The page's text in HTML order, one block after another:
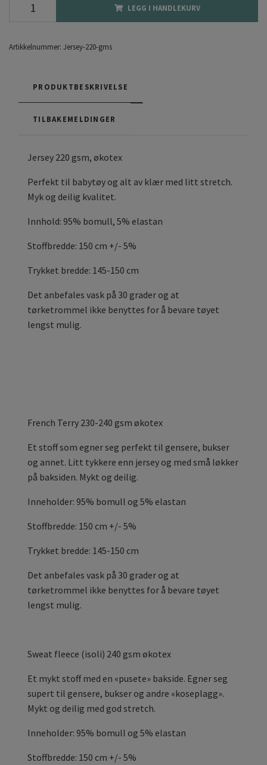
LEGG I HANDLEKURV
Artikkelnummer: Jersey-220-gms
PRODUKTBESKRIVELSE
TILBAKEMELDINGER
Jersey 220 gsm, økotex
Perfekt til babytøy og alt av klær med litt stretch.
Myk og deilig kvalitet.
Innhold: 95% bomull, 5% elastan
Stoffbredde: 150 cm +/- 5%
Trykket bredde: 145-150 cm
Det anbefales vask på 30 grader og at
tørketrommel ikke benyttes for å bevare tøyet
lengst mulig.
French Terry 230-240 gsm økotex
Et stoff som egner seg perfekt til gensere, bukser
og annet. Litt tykkere enn jersey og med små løkker
på baksiden. Mykt og deilig.
Inneholder: 95% bomull og 5% elastan
Stoffbredde: 150 cm +/- 5%
Trykket bredde: 145-150 cm
Det anbefales vask på 30 grader og at
tørketrommel ikke benyttes for å bevare tøyet
lengst mulig.
Sweat fleece (isoli) 240 gsm økotex
Et mykt stoff med en «pusete» bakside. Egner seg
supert til gensere, bukser og andre «koseplagg».
Mykt og deilig med god stretch.
Inneholder: 95% bomull og 5% elastan
Stoffbredde: 150 cm +/- 5%